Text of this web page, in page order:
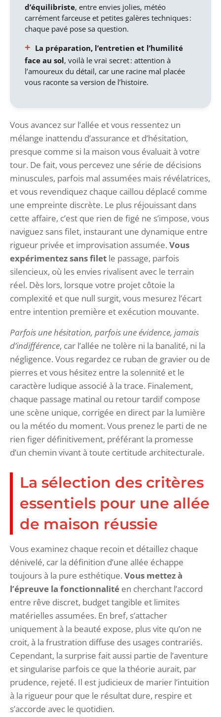
d’équilibriste, entre envies jolies, météo
carrément farceuse et petites galères techniques :
chaque pavé pose sa question.
La préparation, l’entretien et l’humilité
face au sol, voilà le vrai secret : attention à
l’amoureux du détail, car une racine mal placée
vous raconte sa version de l’histoire.
Vous avancez sur l’allée et vous ressentez un
mélange inattendu d’assurance et d’hésitation,
presque comme si la maison vous évaluait à votre
tour. De fait, vous percevez une série de décisions
minuscules, parfois mal assumées mais révélatrices,
et vous revendiquez chaque caillou déplacé comme
une empreinte discrète. Le plus réjouissant dans
cette affaire, c’est que rien de figé ne s’impose, vous
naviguez sans filet, instaurant une dynamique entre
rigueur privée et improvisation assumée. Vous
expérimentez sans filet le passage, parfois
silencieux, où les envies rivalisent avec le terrain
réel. Dès lors, lorsque votre projet côtoie la
complexité et que null surgit, vous mesurez l’écart
entre intention première et exécution mouvante.
Parfois une hésitation, parfois une évidence, jamais
d’indifférence, car l’allée ne tolère ni la banalité, ni la
négligence. Vous regardez ce ruban de gravier ou de
pierres et vous hésitez entre la solennité et le
caractère ludique associé à la trace. Finalement,
chaque passage matinal ou retour tardif compose
une scène unique, corrigée en direct par la lumière
ou la météo du moment. Vous prenez le parti de ne
rien figer définitivement, préférant la promesse
d’un chemin vivant à toute certitude architecturale.
La sélection des critères
essentiels pour une allée
de maison réussie
Vous examinez chaque recoin et détaillez chaque
dénivelé, car la définition d’une allée échappe
toujours à la pure esthétique. Vous mettez à
l’épreuve la fonctionnalité en cherchant l’accord
entre rêve discret, budget tangible et limites
matérielles assumées. En bref, s’attacher
uniquement à la beauté expose, plus vite qu’on ne
croit, à la frustration diffuse des usages contrariés.
Cependant, la surprise fait aussi partie de l’aventure
et singularise parfois ce que la théorie aurait, par
prudence, rejeté. Il est judicieux de marier l’intuition
à la rigueur pour que le résultat dure, respire et
s’accorde avec le quotidien.